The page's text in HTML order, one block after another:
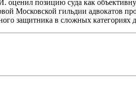
позицию суда как
Московской гильдии адвокатов
защитника в сложных категориях